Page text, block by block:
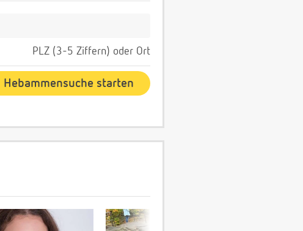
PLZ (3-5 Ziffern) oder Ort